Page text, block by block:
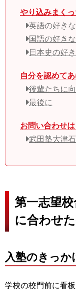
やり込みまく
英語の好き
国語の好き
日本史の好
自分を認めて
後輩たちに
最後に
お問い合わせ
武田塾大津
第一志望
に合わせ
入塾のきっか
学校の校門前に看板